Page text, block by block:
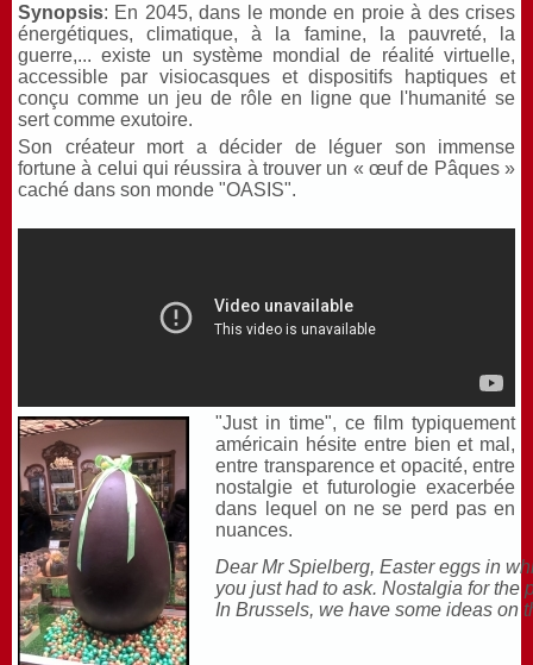
Synopsis: En 2045, dans le monde en proie à des crises
énergétiques, climatique, à la famine, la pauvreté, la
guerre,... existe un système mondial de réalité virtuelle,
accessible par visiocasques et dispositifs haptiques et
conçu comme un jeu de rôle en ligne que l'humanité se
sert comme exutoire.
Son créateur mort a décider de léguer son immense
fortune à celui qui réussira à trouver un « œuf de Pâques »
caché dans son monde "OASIS".
"Just in time", ce film typiquement
américain hésite entre bien et mal,
entre transparence et opacité, entre
nostalgie et futurologie exacerbée
dans lequel on ne se perd pas en
nuances.
Dear Mr Spielberg, Easter eggs in
you just had to ask. Nostalgia for the
In Brussels, we have some ideas on